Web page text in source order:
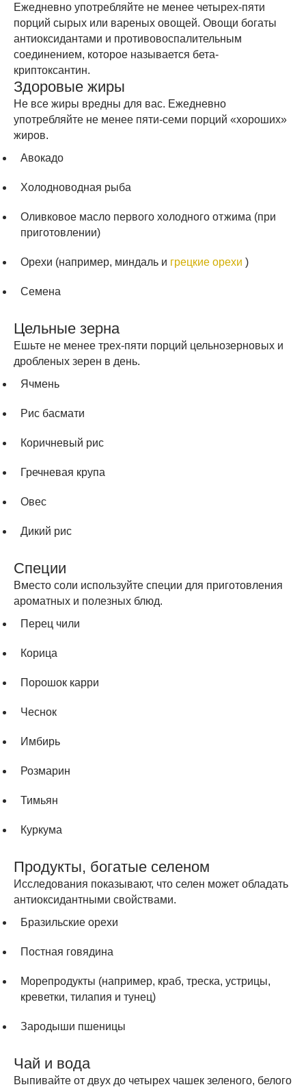
Ежедневно употребляйте не менее четырех-пяти
порций сырых или вареных овощей. Овощи богаты
антиоксидантами и противовоспалительным
соединением, которое называется бета-
криптоксантин.
Здоровые жиры
Не все жиры вредны для вас. Ежедневно
употребляйте не менее пяти-семи порций «хороших»
жиров.
Авокадо
Холодноводная рыба
Оливковое масло первого холодного отжима (при
приготовлении)
Орехи (например, миндаль и грецкие орехи )
Семена
Цельные зерна
Ешьте не менее трех-пяти порций цельнозерновых и
дробленых зерен в день.
Ячмень
Рис басмати
Коричневый рис
Гречневая крупа
Овес
Дикий рис
Специи
Вместо соли используйте специи для приготовления
ароматных и полезных блюд.
Перец чили
Корица
Порошок карри
Чеснок
Имбирь
Розмарин
Тимьян
Куркума
Продукты, богатые селеном
Исследования показывают, что селен может обладать
антиоксидантными свойствами.
Бразильские орехи
Постная говядина
Морепродукты (например, краб, треска, устрицы,
креветки, тилапия и тунец)
Зародыши пшеницы
Чай и вода
Выпивайте от двух до четырех чашек зеленого, белого